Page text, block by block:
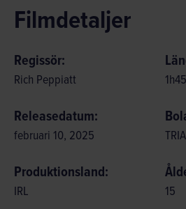
Filmdetaljer
Regissör:
Rich Peppiatt 1h45
Releasedatum:
februari 10, 2025
Produktionsland:
IRL 15